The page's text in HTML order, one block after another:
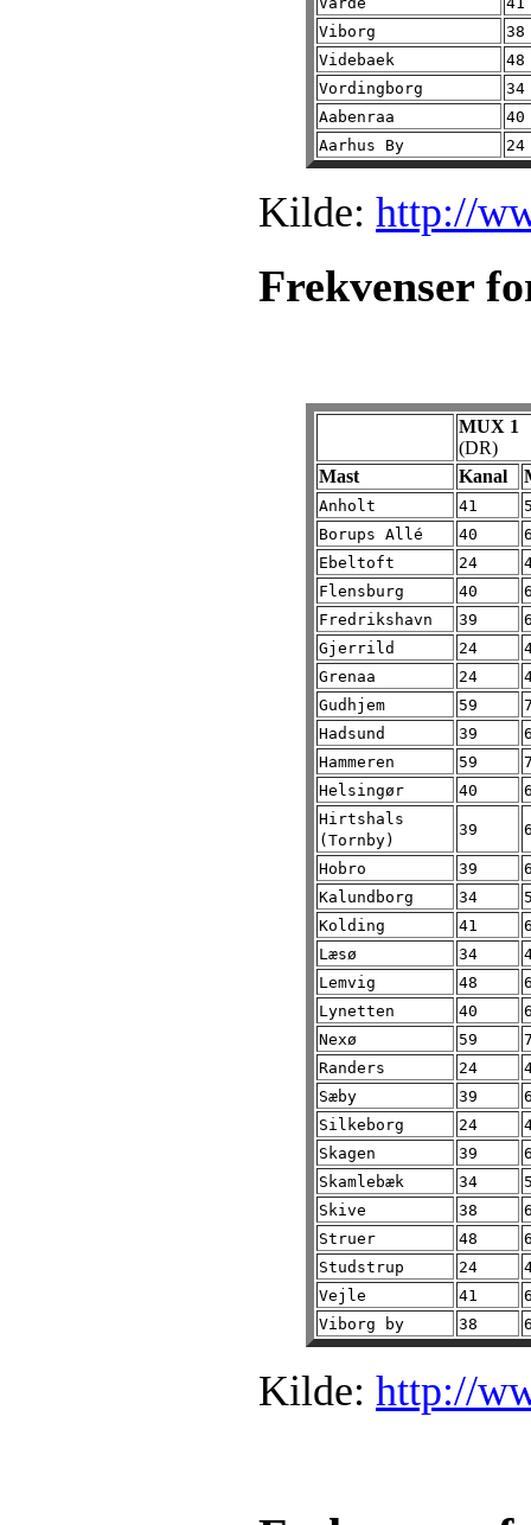
Viborg
38
Videbaek
48
Vordingborg
34
Aabenraa
40
Aarhus By
24
Kilde: http://
Frekvenser
MUX 1
(DR)
Mast
Kanal
Anholt 41
Borups Allé
40
Ebeltoft
24
Flensburg
40
Fredrikshavn
39
Gjerrild
24
Grenaa
24
Gudhjem
59
Hadsund
39
Hammeren
59
Helsingør
40
Hirtshals
(Tornby)
39
Hobro 39
Kalundborg
34
Kolding
41
Læsø
34
Lemvig
48
Lynetten
40
Nexø
59
Randers
24
Sæby
39
Silkeborg
24
Skagen
39
Skamlebæk
34
Skive
38
Struer
48
Studstrup
24
Vejle
41
Viborg by
38
Kilde: http://